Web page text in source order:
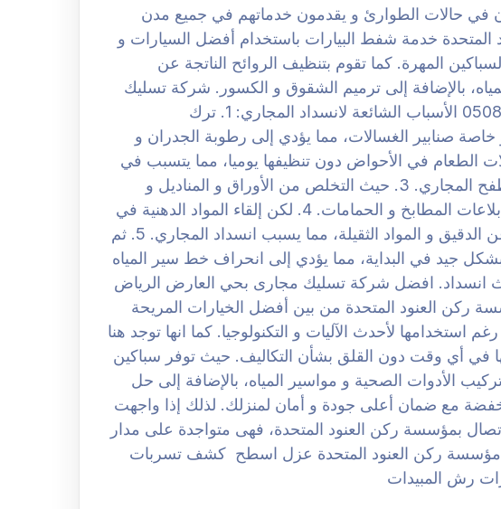
في حالات الطوارئ و يقدمون خدماتهم في جميع مدن
خدمة شفط البيارات باستخدام أفضل السيارات و
المهرة. كما تقوم بتنظيف الروائح الناتجة عن
بالإضافة إلى ترميم الشقوق و الكسور. شركة تسليك
مجارى بحي العارض الرياض 0508251950 الأسباب الشائعة لانسداد المجاري: 1. ترك
خاصة صنابير الغسالات، مما يؤدي إلى رطوبة الجدران و
2. ثم إلقاء فضلات الطعام في الأحواض دون تنظيفها يوميا، مما يتسبب في
تراكم قطع كبيرة و عوالق تؤدي إلى طفح المجاري. 3. حيث التخلص من الأوراق و المناديل و
المواد الصلبة أثناء تنظيف المنازل في بلاعات المطابخ و الحمامات. 4. لكن إلقاء المواد الدهنية في
الأحواض، بالإضافة إلى الكتل الناتجة عن الدقيق و المواد الثقيلة، مما يسبب انسداد المجاري. 5. ثم
جيد في البداية، مما يؤدي إلى انحراف خط سير المياه
انسداد. افضل شركة تسليك مجارى بحي العارض الرياض
مؤسسة ركن العنود المتحدة من بين أفضل الخيارات المريحة
استخدامها لأحدث الآليات و التكنولوجيا. كما انها توجد هنا
في أي وقت دون القلق بشأن التكاليف. حيث توفر سباكين
الأدوات الصحية و مواسير المياه، بالإضافة إلى حل
مع ضمان أعلى جودة و أمان لمنزلك. لذلك إذا واجهت
بمؤسسة ركن العنود المتحدة، فهى متواجدة على مدار
مؤسسة ركن العنود المتحدة عزل اسطح كشف تسربات
رش المبيدات